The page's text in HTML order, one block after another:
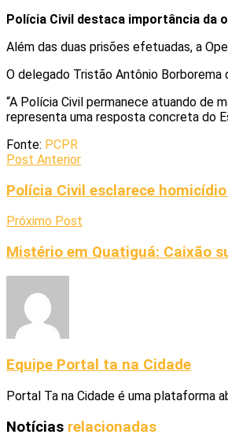
Polícia Civil destaca importância da
Além das duas prisões efetuadas, a
O delegado Tristão Antônio
“A Polícia Civil permanece atuando de
representa uma resposta concreta do
Fonte: PCPR
Post Anterior
Polícia Civil esclarece
Próximo Post
Mistério em Quatiguá: Caixão
Equipe Portal ta na Cidade
Portal Ta na Cidade é uma plataforma
Notícias relacionadas